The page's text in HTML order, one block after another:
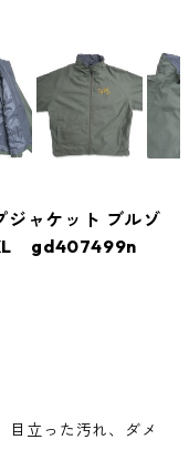
ャケット ブルゾ
XL gd407499n
立った汚れ、ダメ